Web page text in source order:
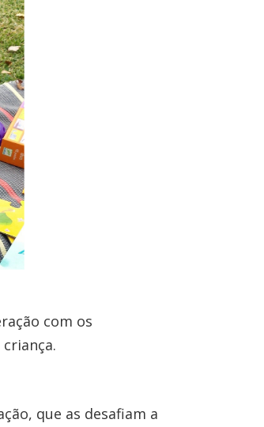
com os
que as desafiam a